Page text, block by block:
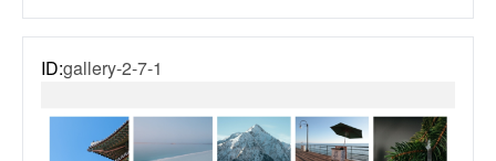
ID:gallery-2-7-1